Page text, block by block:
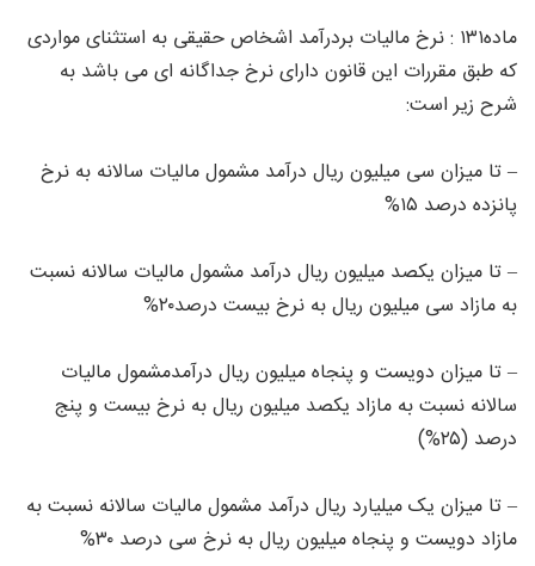
ماده۱۳۱ : نرخ مالیات بردرآمد اشخاص حقیقی به استثنای مواردی
که طبق مقررات این قانون دارای نرخ جداگانه ای می باشد به
شرح زیر است:
– تا میزان سی میلیون ریال درآمد مشمول مالیات سالانه به نرخ
پانزده درصد ۱۵%
– تا میزان یکصد میلیون ریال درآمد مشمول مالیات سالانه نسبت
به مازاد سی میلیون ریال به نرخ بیست درصد۲۰%
– تا میزان دویست و پنجاه میلیون ریال درآمدمشمول مالیات
سالانه نسبت به مازاد یکصد میلیون ریال به نرخ بیست و پنج
درصد (۲۵%)
– تا میزان یک میلیارد ریال درآمد مشمول مالیات سالانه نسبت به
مازاد دویست و پنجاه میلیون ریال به نرخ سی درصد ۳۰%